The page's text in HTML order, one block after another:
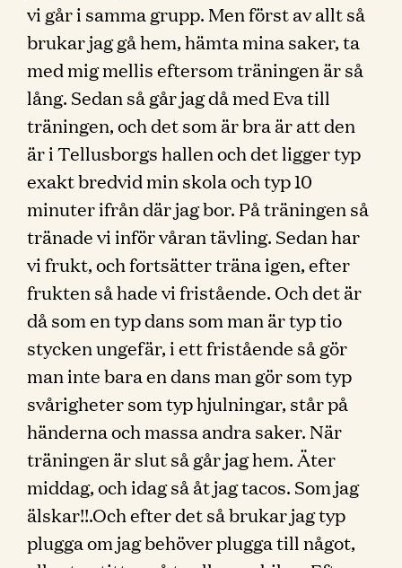
vi går i samma grupp. Men först av allt så
brukar jag gå hem, hämta mina saker, ta
med mig mellis eftersom träningen är så
lång. Sedan så går jag då med Eva till
träningen, och det som är bra är att den
är i Tellusborgs hallen och det ligger typ
exakt bredvid min skola och typ 10
minuter ifrån där jag bor. På träningen så
tränade vi inför våran tävling. Sedan har
vi frukt, och fortsätter träna igen, efter
frukten så hade vi fristående. Och det är
då som en typ dans som man är typ tio
stycken ungefär, i ett fristående så gör
man inte bara en dans man gör som typ
svårigheter som typ hjulningar, står på
händerna och massa andra saker. När
träningen är slut så går jag hem. Äter
middag, och idag så åt jag tacos. Som jag
älskar!!.Och efter det så brukar jag typ
plugga om jag behöver plugga till något,